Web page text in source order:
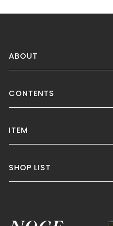
ABOUT
CONTENTS
ITEM
SHOP LIST